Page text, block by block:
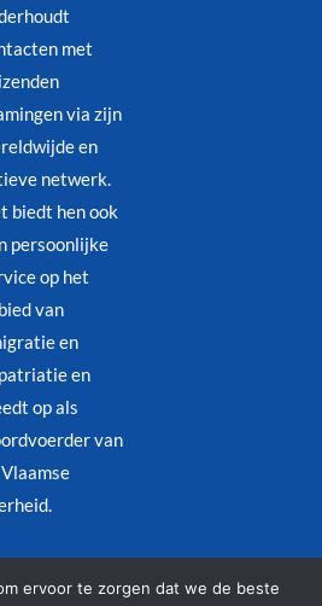
met
via zijn
en
netwerk.
biedt hen ook
persoonlijke
op het
van
en
en
op als
van
–Privacybeleid
ervoor te zorgen dat we de beste